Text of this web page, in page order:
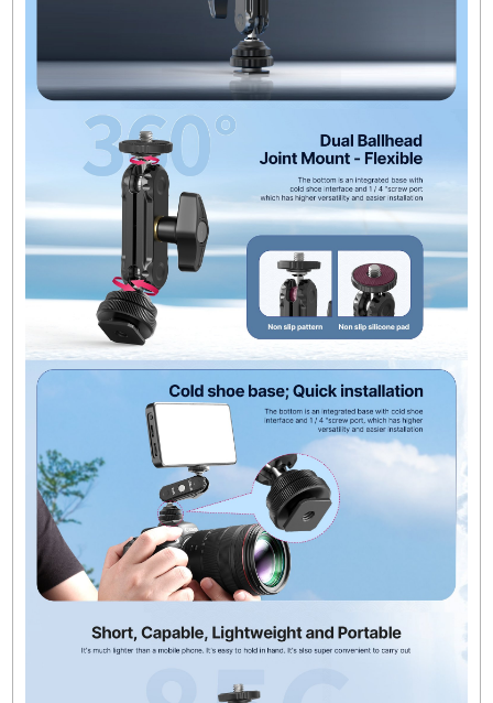
kafesine monte edebilirsiniz.
Ulanzi R098 Teknik Özellikler
Taşıma Kapasitesi:1.5 kg / 3.3 lb
Üst Montaj Noktası:
1/4"-20 Erkek Vida
Alt Montaj Noktası:
Cold Shoe, 1/4"-20 Dişi
Aksesuar Montajı:Üretici tarafından
belirtilmemiştir
Hareketli Eksen Sayısı:
2
Malzeme:Alüminyum, Plastik
Maksimum Uzunluk:
100 mm / 3.9 inç
Segment Uzunluğu:59 mm / 2.3 inç
59 mm / 2.3 inç
42 mm / 1.7 inç
Ağırlık:85 g / 3 oz
Paketleme Bilgileri
Paket Ağırlığı:0.245 lb
Kutu Boyutları (UxGxY):2.9 x 2.5 x 2.2 inç